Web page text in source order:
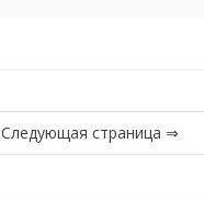
Следующая страница ⇒